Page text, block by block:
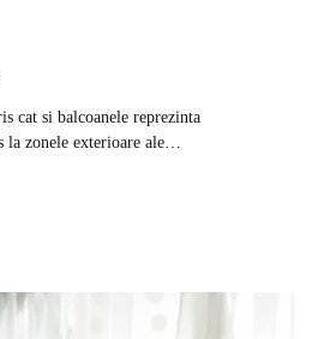
cat si balcoanele reprezinta
la zonele exterioare ale…